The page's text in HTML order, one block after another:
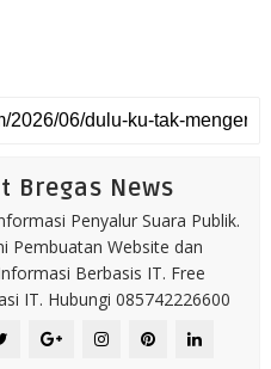
Bregas News
Penyalur Suara Publik.
Pembuatan Website dan
Berbasis IT. Free
IT. Hubungi 085742226600